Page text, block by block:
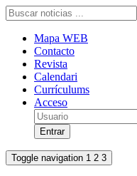
Mapa WEB
Contacto
Revista
Calendari
Currículums
Acceso
Toggle navigation 1 2 3